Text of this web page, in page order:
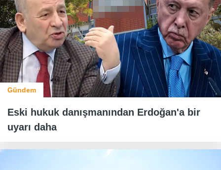
Gündem
Eski hukuk danışmanından Erdoğan'a bir
uyarı daha